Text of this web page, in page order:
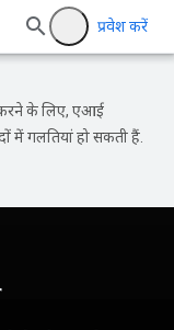
प्रवेश करें
करने के लिए, एआई
में गलतियां हो सकती हैं.